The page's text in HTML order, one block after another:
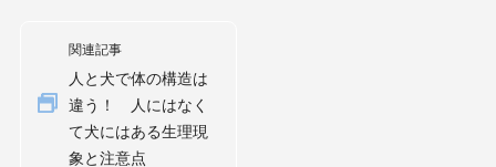
関連記事
人と犬で体の構造は
違う！ 人にはなく
て犬にはある生理現
象と注意点